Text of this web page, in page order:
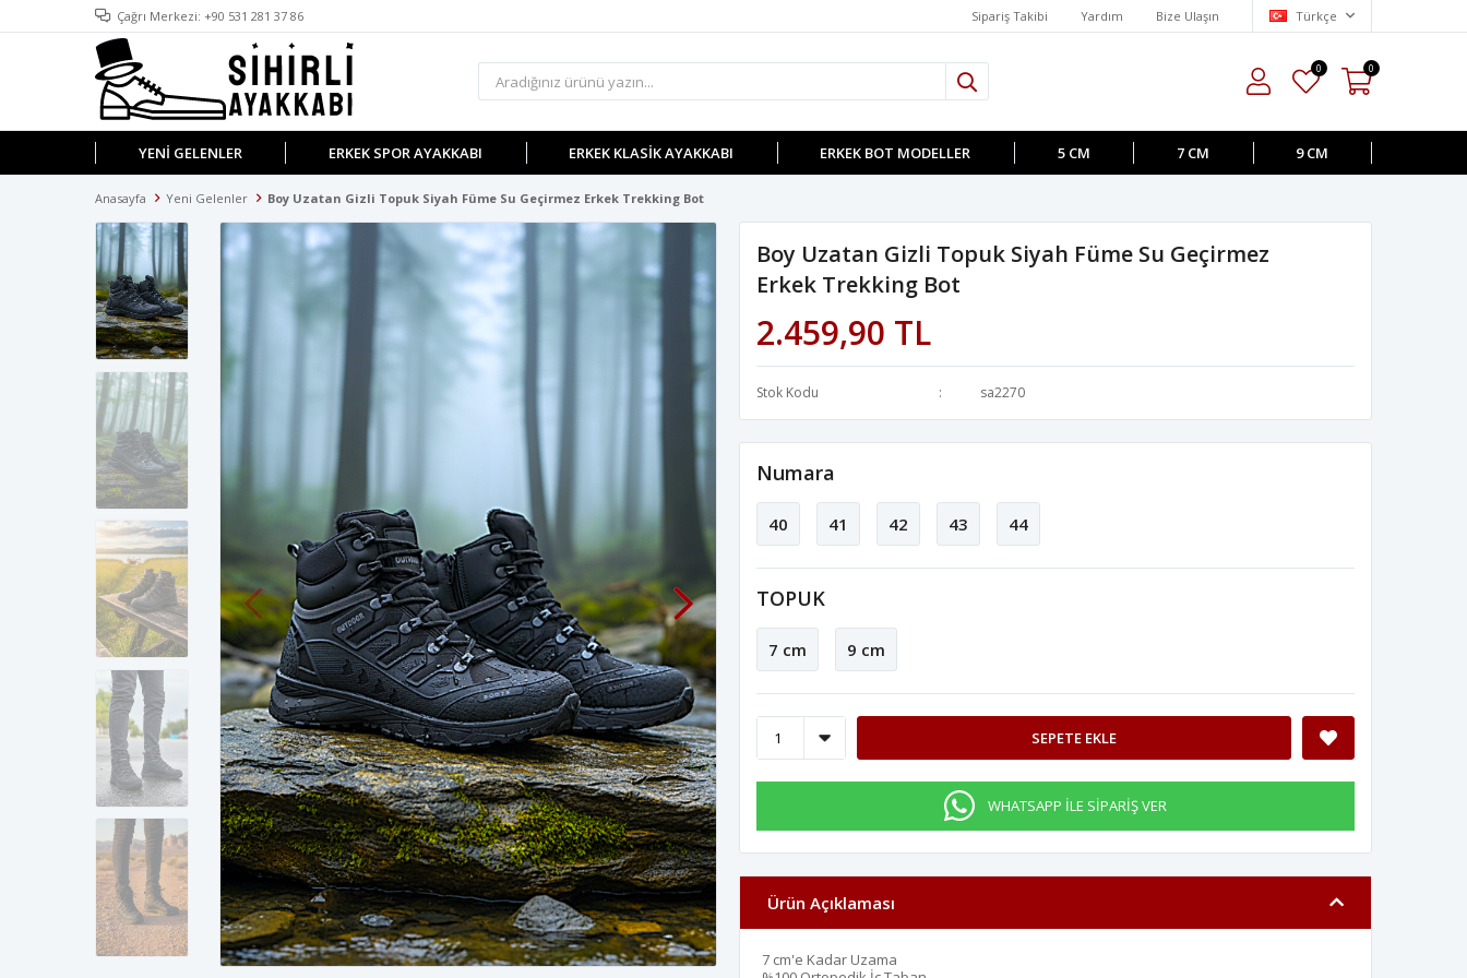
Çağrı Merkezi: +90 531 281 37 86 Sipariş Takibi Yardım Bize Ulaşın Türkçe
0 0
YENI GELENLER ERKEK SPOR AYAKKABI ERKEK KLASIK AYAKKABI ERKEK BOT MODELLER 5 CM 7 CM 9 CM
Anasayfa Yeni Gelenler Boy Uzatan Gizli Topuk Siyah Füme Su Geçirmez Erkek Trekking Bot
Boy Uzatan Gizli Topuk Siyah Füme Su Geçirmez
Erkek Trekking Bot
2.459,90 TL
Stok Kodu sa2270
Numara
40 41 42 43 44
TOPUK
7 cm 9 cm
SEPETE EKLE
WHATSAPP İLE SİPARİŞ VER
Ürün Açıklaması
7 cm'e Kadar Uzama